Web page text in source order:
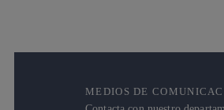
MEDIOS DE